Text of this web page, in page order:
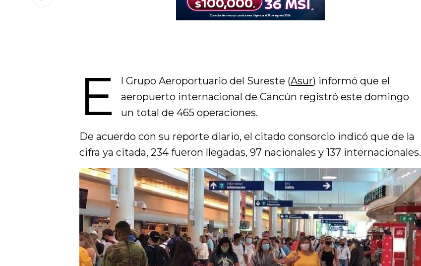
E l Grupo Aeroportuario del Sureste (Asur) informó que el
aeropuerto internacional de Cancún registró este domingo
un total de 465 operaciones.
De acuerdo con su reporte diario, el citado consorcio indicó que de la
cifra ya citada, 234 fueron llegadas, 97 nacionales y 137 internacionales.